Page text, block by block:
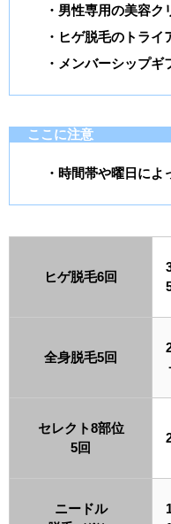
・男性専用の美容ク
・ヒゲ脱毛のトライ
・メンバーシップ
ここに注意
・時間帯や曜日に
ヒゲ脱毛6回
全身脱毛5回
セレクト8部位
5回
ニードル